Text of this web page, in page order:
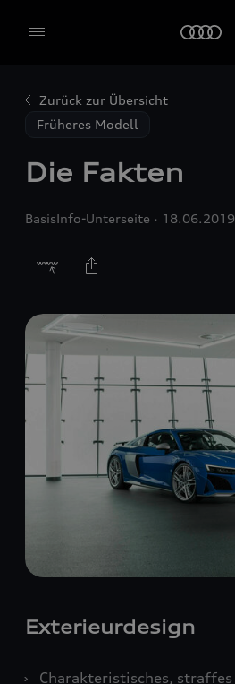
Früheres Modell
Die Fakten
Zurück zur Übersicht
BasisInfo-Unterseite 18.06.2019
Exterieurdesign
Charakteristisches, straffes